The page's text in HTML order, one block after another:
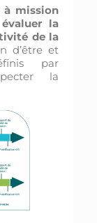
à mission
la
de la
d’être et
par
la